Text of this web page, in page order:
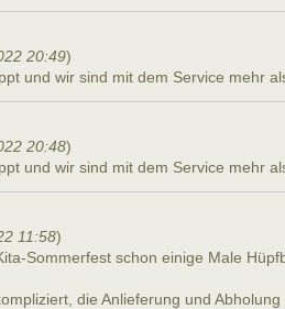
20:49)
und wir sind mit dem Service mehr
20:48)
und wir sind mit dem Service mehr
11:58)
Sommerfest schon einige Male
die Anlieferung und